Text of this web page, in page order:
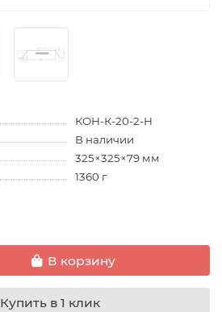
КОН-К-20-2-Н
В наличии
325×325×79 мм
1360 г
В корзину
Купить в 1 клик